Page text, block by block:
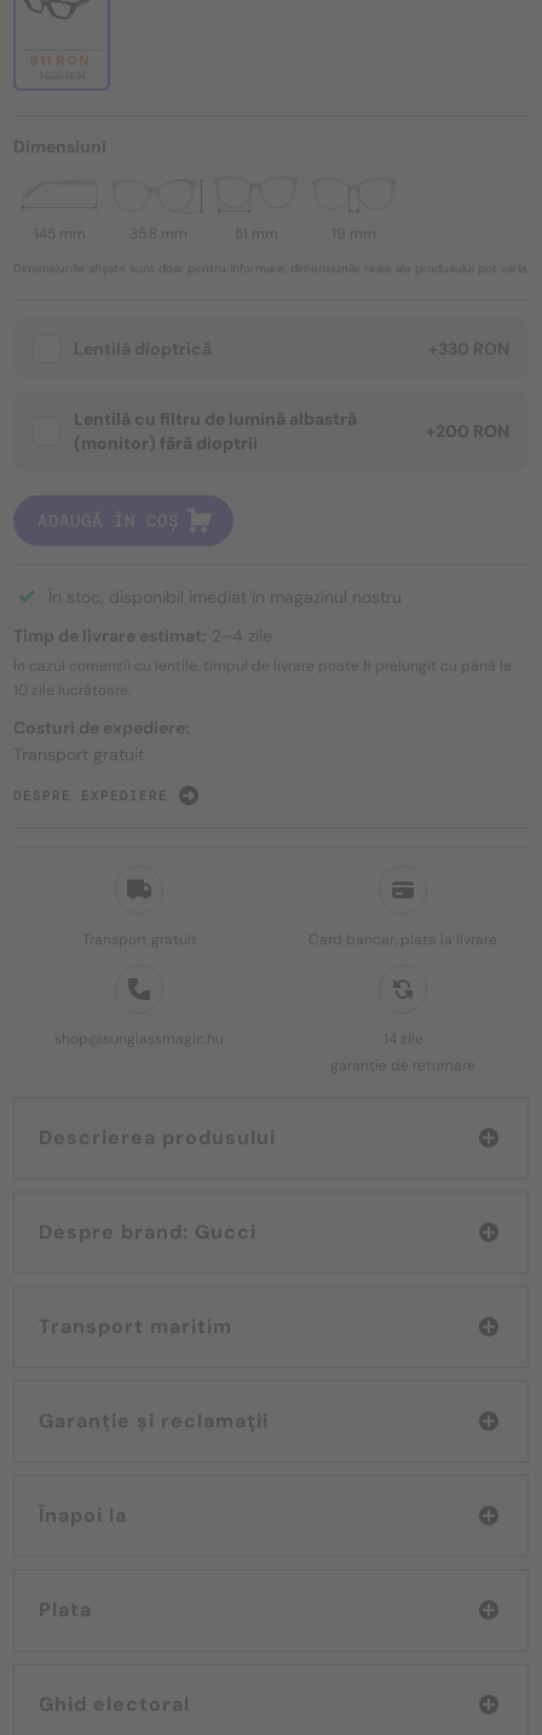
Transport gratuit Card bancar, plata la livrare
shop@sunglassmagic.hu
14 zile
garanție de returnare
Descrierea produsului
Despre brand: Gucci
Transport maritim
Garanție și reclamații
Înapoi la
Plata
Ghid electoral
911 RON
Dimensiuni
145 mm 35.8 mm 51 mm 19 mm
Dimensiunile afișate sunt doar pentru informare, dimensiunile reale ale produsului pot varia.
Lentilă dioptrică +330 RON
Lentilă cu filtru de lumină albastră
(monitor) fără dioptrii
+200 RON
ADAUGĂ ÎN COȘ
În stoc, disponibil imediat în magazinul nostru
Timp de livrare estimat: 2–4 zile
În cazul comenzii cu lentile, timpul de livrare poate fi prelungit cu până la
10 zile lucrătoare.
Costuri de expediere:
Transport gratuit
DESPRE EXPEDIERE